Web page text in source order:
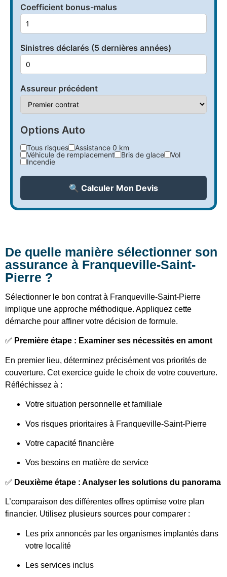
Coefficient bonus-malus
Sinistres déclarés (5 dernières années)
Assureur précédent
Options Auto
Tous risques
Assistance 0 km
Véhicule de remplacement
Bris de glace
Vol
Incendie
🔍 Calculer Mon Devis
De quelle manière sélectionner son
assurance à Franqueville-Saint-
Pierre ?
Sélectionner le bon contrat à Franqueville-Saint-Pierre
implique une approche méthodique. Appliquez cette
démarche pour affiner votre décision de formule.
✅ Première étape : Examiner ses nécessités en amont
En premier lieu, déterminez précisément vos priorités de
couverture. Cet exercice guide le choix de votre couverture.
Réfléchissez à :
Votre situation personnelle et familiale
Vos risques prioritaires à Franqueville-Saint-Pierre
Votre capacité financière
Vos besoins en matière de service
✅ Deuxième étape : Analyser les solutions du panorama
L’comparaison des différentes offres optimise votre plan
financier. Utilisez plusieurs sources pour comparer :
Les prix annoncés par les organismes implantés dans
votre localité
Les services inclus